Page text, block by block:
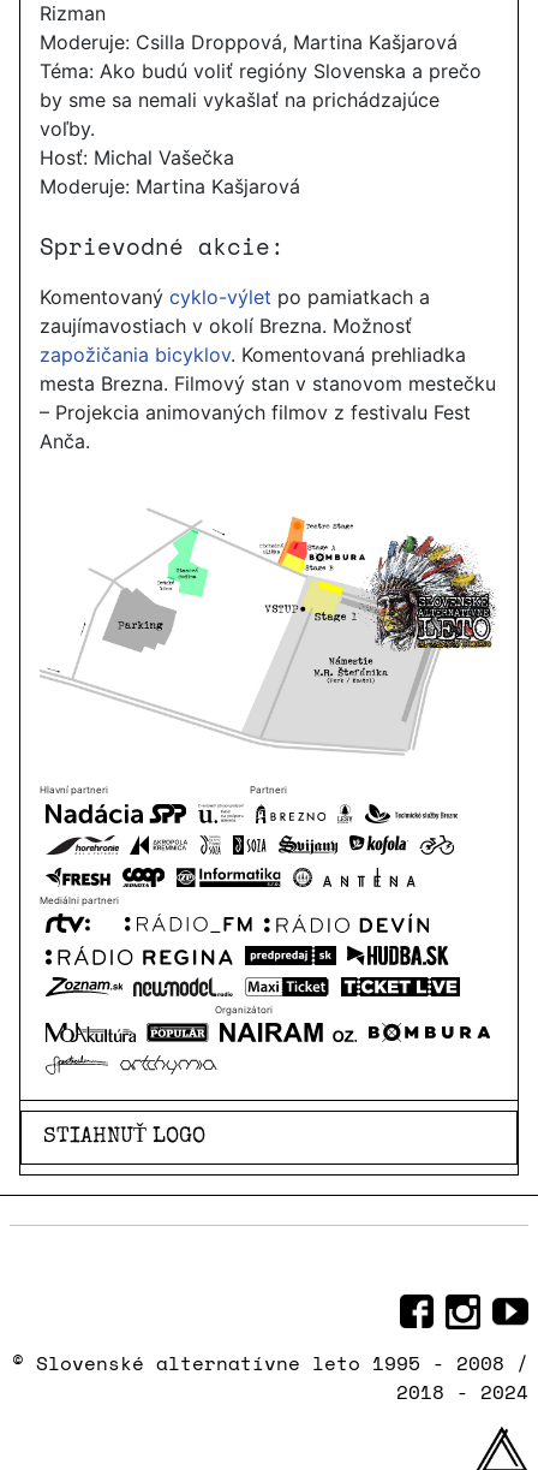
Rizman
Moderuje: Csilla Droppová, Martina Kašjarová
Téma: Ako budú voliť regióny Slovenska a prečo
by sme sa nemali vykašlať na prichádzajúce
voľby.
Hosť: Michal Vašečka
Moderuje: Martina Kašjarová
Sprievodné akcie:
Komentovaný cyklo-výlet po pamiatkach a
zaujímavostiach v okolí Brezna. Možnosť
zapožičania bicyklov. Komentovaná prehliadka
mesta Brezna. Filmový stan v stanovom mestečku
– Projekcia animovaných filmov z festivalu Fest
Anča.
Hlavní partneri Partneri
Mediálni partneri
Organizátori
STIAHNUŤ LOGO
© Slovenské alternatívne leto 1995 - 2008 /
2018 - 2024